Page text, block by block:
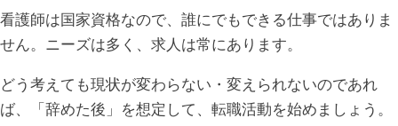
看護師は国家資格なので、誰にでもできる仕事ではありま
せん。ニーズは多く、求人は常にあります。
どう考えても現状が変わらない・変えられないのであれ
ば、「辞めた後」を想定して、転職活動を始めましょう。